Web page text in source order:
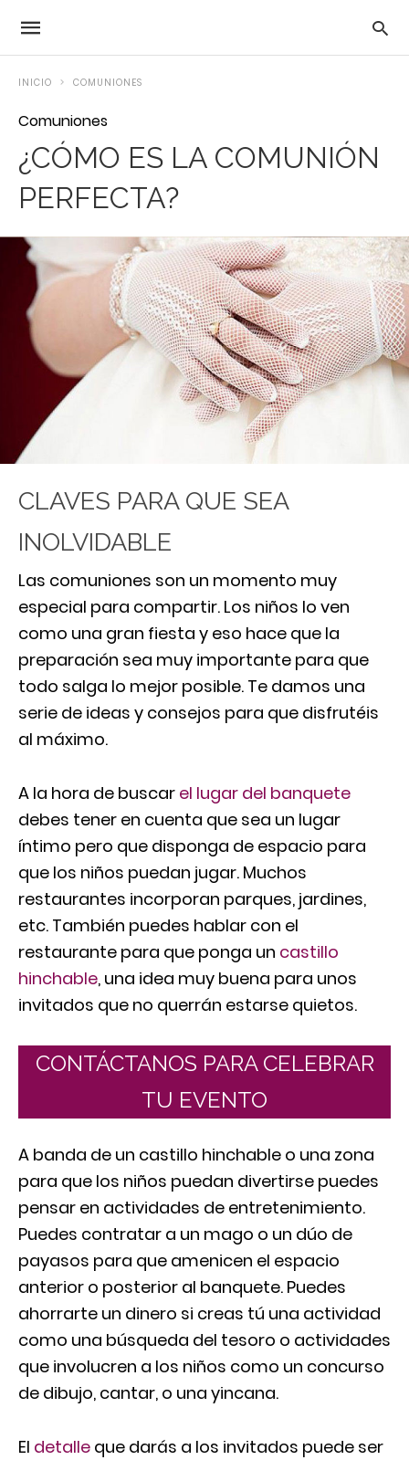
INICIO COMUNIONES
Comuniones
¿CÓMO ES LA COMUNIÓN
PERFECTA?
CLAVES PARA QUE SEA
INOLVIDABLE
Las comuniones son un momento muy
especial para compartir. Los niños lo ven
como una gran fiesta y eso hace que la
preparación sea muy importante para que
todo salga lo mejor posible. Te damos una
serie de ideas y consejos para que disfrutéis
al máximo.
A la hora de buscar el lugar del banquete
debes tener en cuenta que sea un lugar
íntimo pero que disponga de espacio para
que los niños puedan jugar. Muchos
restaurantes incorporan parques, jardines,
etc. También puedes hablar con el
restaurante para que ponga un castillo
hinchable, una idea muy buena para unos
invitados que no querrán estarse quietos.
CONTÁCTANOS PARA CELEBRAR
TU EVENTO
A banda de un castillo hinchable o una zona
para que los niños puedan divertirse puedes
pensar en actividades de entretenimiento.
Puedes contratar a un mago o un dúo de
payasos para que amenicen el espacio
anterior o posterior al banquete. Puedes
ahorrarte un dinero si creas tú una actividad
como una búsqueda del tesoro o actividades
que involucren a los niños como un concurso
de dibujo, cantar, o una yincana.
El detalle que darás a los invitados puede ser